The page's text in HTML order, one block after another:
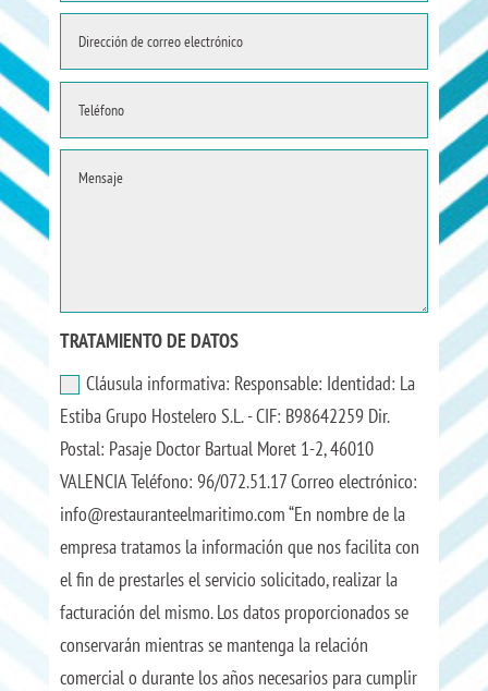
TRATAMIENTO DE DATOS
Cláusula informativa: Responsable: Identidad: La
Estiba Grupo Hostelero S.L. - CIF: B98642259 Dir.
Postal: Pasaje Doctor Bartual Moret 1-2, 46010
VALENCIA Teléfono: 96/072.51.17 Correo electrónico:
info@restauranteelmaritimo.com “En nombre de la
empresa tratamos la información que nos facilita con
el fin de prestarles el servicio solicitado, realizar la
facturación del mismo. Los datos proporcionados se
conservarán mientras se mantenga la relación
comercial o durante los años necesarios para cumplir